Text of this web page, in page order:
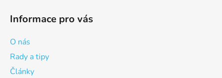
Informace pro vás
O nás
Rady a tipy
Články